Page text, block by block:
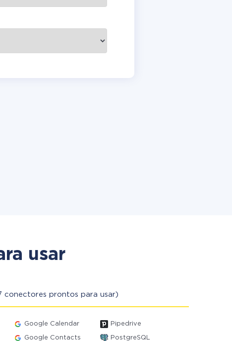
usar
conectores prontos para usar)
Google Calendar Pipedrive
Google Contacts PostgreSQL